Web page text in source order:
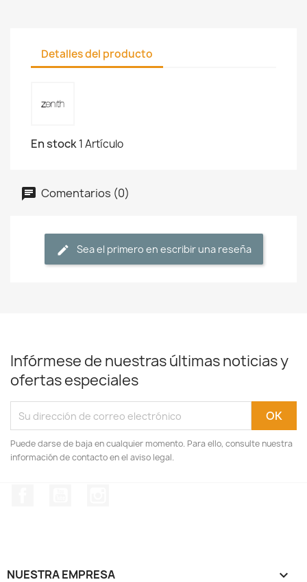
Detalles del producto
En stock1 Artículo
Comentarios (0)
Sea el primero en escribir una reseña
Infórmese de nuestras últimas noticias y
ofertas especiales
Puede darse de baja en cualquier momento. Para ello, consulte nuestra
información de contacto en el aviso legal.
NUESTRA EMPRESA 